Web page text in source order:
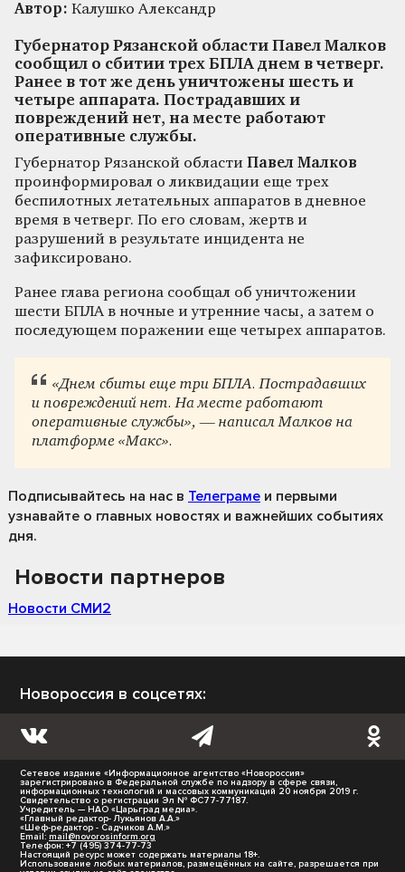
Автор: Калушко Александр
Губернатор Рязанской области Павел Малков
сообщил о сбитии трех БПЛА днем в четверг.
Ранее в тот же день уничтожены шесть и
четыре аппарата. Пострадавших и
повреждений нет, на месте работают
оперативные службы.
Губернатор Рязанской области Павел Малков
проинформировал о ликвидации еще трех
беспилотных летательных аппаратов в дневное
время в четверг. По его словам, жертв и
разрушений в результате инцидента не
зафиксировано.
Ранее глава региона сообщал об уничтожении
шести БПЛА в ночные и утренние часы, а затем о
последующем поражении еще четырех аппаратов.
«Днем сбиты еще три БПЛА. Пострадавших
и повреждений нет. На месте работают
оперативные службы», — написал Малков на
платформе «Макс».
Подписывайтесь на нас в Телеграме и первыми
узнавайте о главных новостях и важнейших событиях
дня.
Новости партнеров
Новости СМИ2
Новороссия в соцсетях:
Сетевое издание «Информационное агентство «Новороссия»
зарегистрировано в Федеральной службе по надзору в сфере связи,
информационных технологий и массовых коммуникаций 20 ноября 2019 г.
Свидетельство о регистрации Эл № ФС77-77187.
Учредитель — НАО «Царьград медиа».
«Главный редактор- Лукьянов А.А.»
«Шеф-редактор - Садчиков А.М.»
Email: mail@novorosinform.org
Телефон: +7 (495) 374-77-73
Настоящий ресурс может содержать материалы 18+.
Использование любых материалов, размещённых на сайте, разрешается при